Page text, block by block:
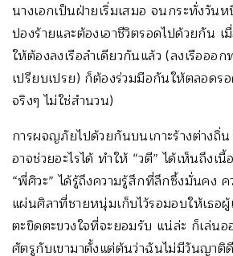
นางเอกเป็นฝ่ายเริ่มเสมอ จนกระทั่งวัน
ปองร้ายและต้องเอาชีวิตรอดไปด้วยกัน
ให้ต้องลงเรือลำเดียวกันแล้ว (ลงเรือออก
เปรียบเปรย) ก็ต้องร่วมมือกันให้ตลอดร
จริงๆ ไม่ใช่สำนวน)
การผจญภัยไปด้วยกันบนเกาะร้างต่างถิ่
อาจช่วยอะไรได้ ทำให้ “วตี” ได้เห็นถึงเ
“พี่ศิวะ” ได้รู้ถึงความรู้สึกที่ลึกซึ้งมั่นคง
แผ่นศิลาที่ชายหนุ่มเก็บไว้รอมอบให้เธอผู้
ตะขิดตะขวงใจที่จะยอมรับ แน่ล่ะ ก็เล่นอ
ศัตรูกับเขามาตั้งแต่ต้นว่าฉันไม่มีวันญาติ